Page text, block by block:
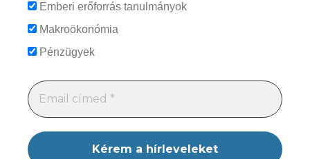
Emberi erőforrás tanulmányok
Makroökonómia
Pénzügyek